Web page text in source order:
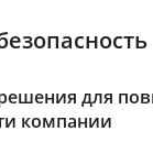
для
компании